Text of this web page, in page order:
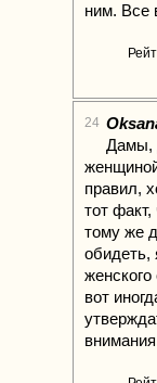
ним. Все
24
Дамы,
правил,
тот
тому же
обидеть,
вот